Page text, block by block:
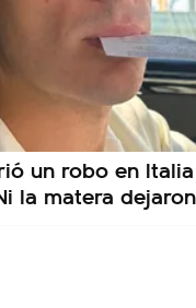
un robo en
la matera